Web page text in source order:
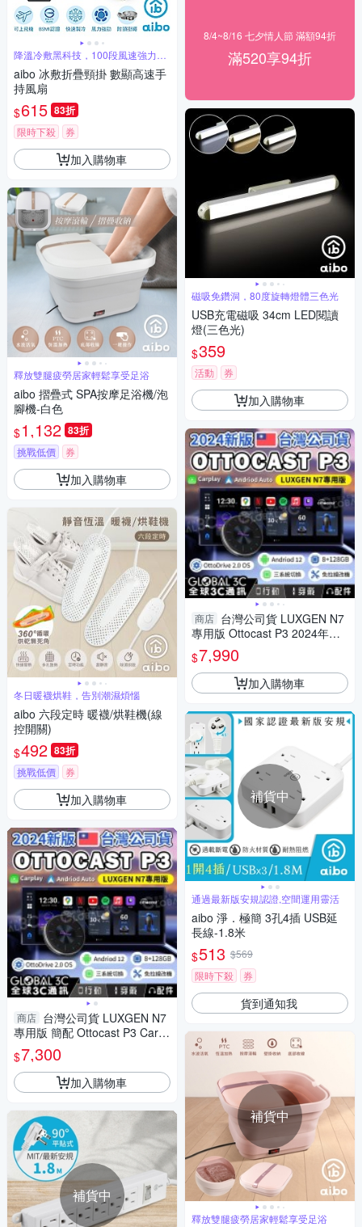
降溫冷敷黑科技，100段風速強力消
暑
aibo 冰敷折疊頸掛 數顯高速手
持風扇
$615 83折
限時下殺 券
加入購物車
釋放雙腿疲勞居家輕鬆享受足浴
aibo 摺疊式 SPA按摩足浴機/泡
腳機-白色
$1,132 83折
挑戰低價 券
加入購物車
冬日暖襪烘鞋，告別潮濕煩惱
aibo 六段定時 暖襪/烘鞋機(線
控開關)
$492 83折
挑戰低價 券
加入購物車
商店 台灣公司貨 LUXGEN N7
專用版 簡配 Ottocast P3 Carpl
ay 車用安卓機 安卓盒
$7,300
加入購物車
補貨中
8/4~8/16 七夕情人節 滿額94折
滿520享94折
磁吸免鑽洞，80度旋轉燈體三色光
USB充電磁吸 34cm LED閱讀
燈(三色光)
$359
活動 券
加入購物車
商店 台灣公司貨 LUXGEN N7
專用版 Ottocast P3 2024年新
款 Carplay 車用安卓機 安卓盒
納智捷
$7,990
加入購物車
補貨中
通過最新版安規認證,空間運用靈活
aibo 淨．極簡 3孔4插 USB延
長線-1.8米
$513 $569
限時下殺
券
貨到通知我
補貨中
釋放雙腿疲勞居家輕鬆享受足浴